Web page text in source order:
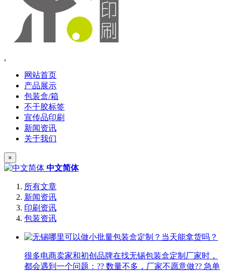
.
网站首页
产品展示
包装盒/箱
不干胶标签
宣传品印刷
新闻资讯
关于我们
×
中文简体
所有文章
新闻资讯
印刷资讯
包装资讯
很多电商卖家和初创品牌在找无锡包装盒定制厂家时，
都会遇到一个问题：?? 数量不多，厂家不愿意做?? 急单